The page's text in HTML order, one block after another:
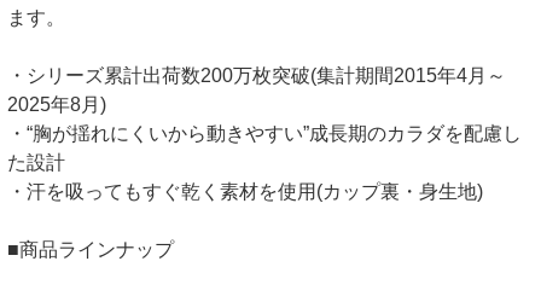
ます。
・シリーズ累計出荷数200万枚突破(集計期間2015年4月～
2025年8月)
・“胸が揺れにくいから動きやすい”成長期のカラダを配慮し
た設計
・汗を吸ってもすぐ乾く素材を使用(カップ裏・身生地)
■商品ラインナップ